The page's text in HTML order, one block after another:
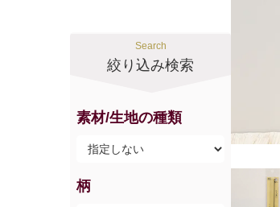
Search
絞り込み検索
素材/生地の種類
柄